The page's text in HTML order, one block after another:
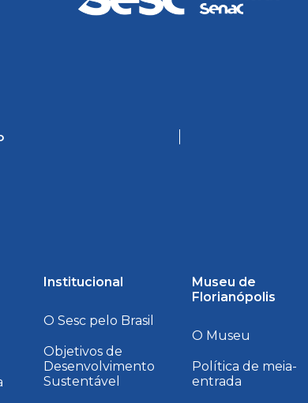
Institucional
O Sesc pelo Brasil
Objetivos de
Desenvolvimento
Sustentável
Museu de
Florianópolis
O Museu
Política de meia-
entrada